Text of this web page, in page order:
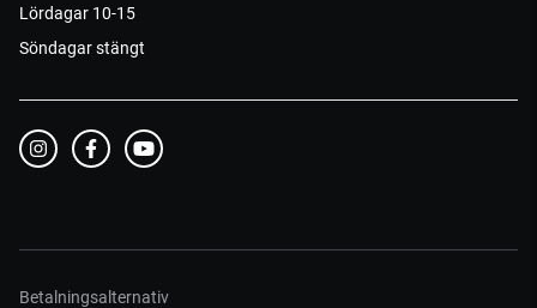
Lördagar 10-15
Söndagar stängt
Betalningsalternativ